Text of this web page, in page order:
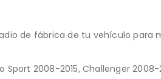
de fábrica de tu vehículo
2008-2015, Challenger 2008-